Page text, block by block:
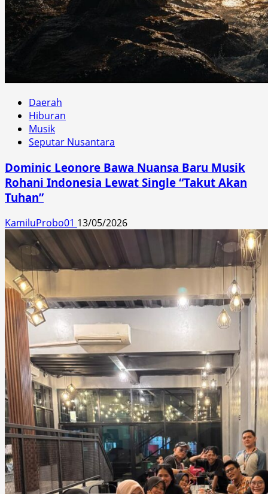
Daerah
Hiburan
Musik
Seputar Nusantara
Dominic Leonore Bawa Nuansa Baru Musik
Rohani Indonesia Lewat Single “Takut Akan
Tuhan”
KamiluProbo01 13/05/2026